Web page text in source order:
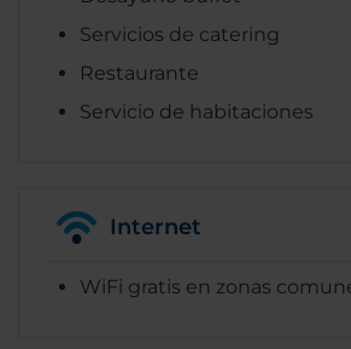
Servicios de catering
Restaurante
Servicio de habitaciones
Internet
WiFi gratis en zonas